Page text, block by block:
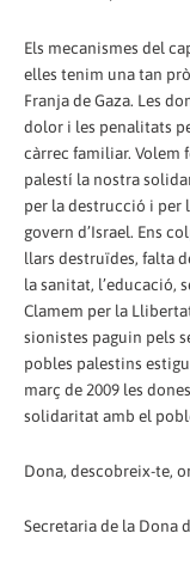
Els mecanismes del
elles tenim una tan
Franja de Gaza. Les
dolor i les penalitats
càrrec familiar. Volem
palestí la nostra
per la destrucció i per
govern d’Israel. Ens
llars destruïdes, falta
la sanitat, l’educació,
Clamem per la
sionistes paguin pels
pobles palestins
març de 2009 les
solidaritat amb el
Dona, descobreix-te,
Secretaria de la Dona